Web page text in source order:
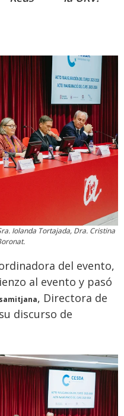
Iolanda Tortajada, Dra. Cristina
del evento,
al evento y pasó
, Directora de
discurso de